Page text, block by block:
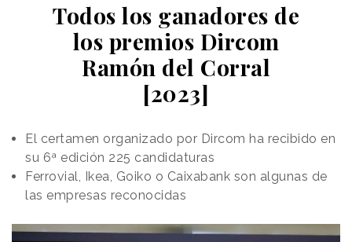
Todos los ganadores de
los premios Dircom
Ramón del Corral
[2023]
El certamen organizado por Dircom ha recibido en
su 6ª edición 225 candidaturas
Ferrovial, Ikea, Goiko o Caixabank son algunas de
las empresas reconocidas